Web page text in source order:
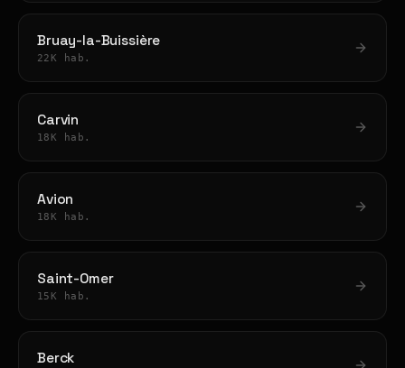
Bruay-la-Buissière
22K hab.
Carvin
18K hab.
Avion
18K hab.
Saint-Omer
15K hab.
Berck